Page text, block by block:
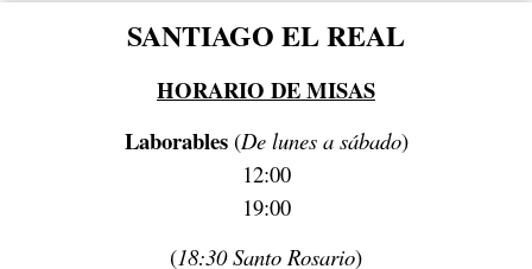
SANTIAGO EL REAL
HORARIO DE MISAS
Laborables (De lunes a sábado)
12:00
19:00
(18:30 Santo Rosario)